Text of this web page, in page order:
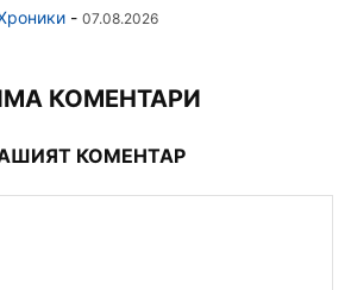
- 07.08.2026
КОМЕНТАРИ
КОМЕНТАР